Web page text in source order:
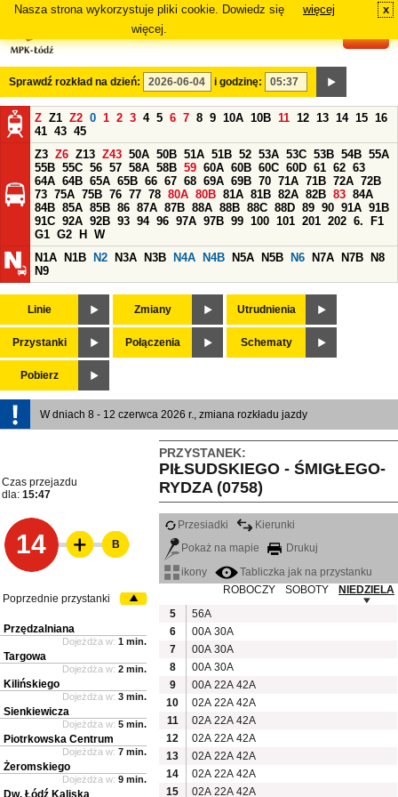
Nasza strona wykorzystuje pliki cookie. Dowiedz się
więcej.
więcej x
Sprawdź rozkład na dzień: i godzinę:
Z Z1 Z2 0 1 2 3 4 5 6 7 8 9 10A 10B 11 12 13 14 15 16
41 43 45
Z3 Z6 Z13 Z43 50A 50B 51A 51B 52 53A 53C 53B 54B 55A
55B 55C 56 57 58A 58B 59 60A 60B 60C 60D 61 62 63
64A 64B 65A 65B 66 67 68 69A 69B 70 71A 71B 72A 72B
73 75A 75B 76 77 78 80A 80B 81A 81B 82A 82B 83 84A
84B 85A 85B 86 87A 87B 88A 88B 88C 88D 89 90 91A 91B
91C 92A 92B 93 94 96 97A 97B 99 100 101 201 202 6.
F1
G1 G2 H
W
N1A
N1B N2 N3A N3B N4A N4B N5A N5B N6 N7A N7B
N8
N9
Linie Zmiany Utrudnienia
Przystanki Połączenia Schematy
Pobierz
W dniach 8 - 12 czerwca 2026 r., zmiana rozkładu jazdy
PRZYSTANEK:
PIŁSUDSKIEGO - ŚMIGŁEGO-
RYDZA (0758)
Czas przejazdu
dla: 15:47
14
Przesiadki
Kierunki
Pokaż na mapie
Drukuj
ikony
Tabliczka jak na przystanku
ROBOCZY
SOBOTY
NIEDZIELA
5
56A
6
00A 30A
7
00A 30A
8
00A 30A
9
00A 22A 42A
10
02A 22A 42A
11
02A 22A 42A
12
02A 22A 42A
13
02A 22A 42A
14
02A 22A 42A
15
02A 22A 42A
B
Poprzednie przystanki
Przędzalniana
Dojeżdża w: 1 min.
Targowa
Dojeżdża w: 2 min.
Kilińskiego
Dojeżdża w: 3 min.
Sienkiewicza
Dojeżdża w: 5 min.
Piotrkowska Centrum
Dojeżdża w: 7 min.
Żeromskiego
Dojeżdża w: 9 min.
Dw. Łódź Kaliska